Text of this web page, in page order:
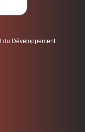
du Développement